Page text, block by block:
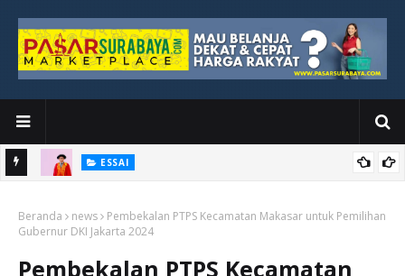
EDITORIAL
Beranda news
Pembekalan PTPS Kecamatan Makasar untuk Pemilihan
Gubernur DKI Jakarta 2024
Pembekalan PTPS Kecamatan